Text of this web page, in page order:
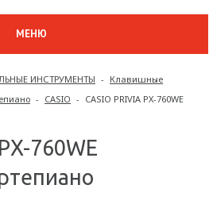
МЕНЮ
ИНСТРУМЕНТЫ - Клавишные
- CASIO - CASIO PRIVIA PX-760WE
760WE